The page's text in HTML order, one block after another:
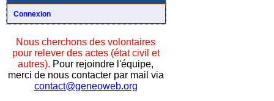
Connexion
Nous cherchons des volontaires
pour relever des actes (état civil et
autres). Pour rejoindre l'équipe,
merci de nous contacter par mail via
contact@geneoweb.org